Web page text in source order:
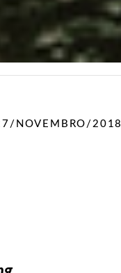
NOVEMBRO/2018